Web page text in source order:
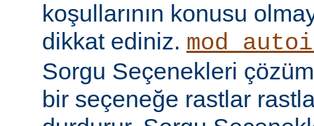
koşullarının konusu
dikkat ediniz.
Sorgu Seçenekleri
bir seçeneğe rastlar